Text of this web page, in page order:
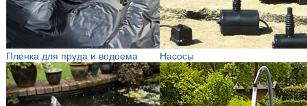
Пленка для пруда и водоема Насосы